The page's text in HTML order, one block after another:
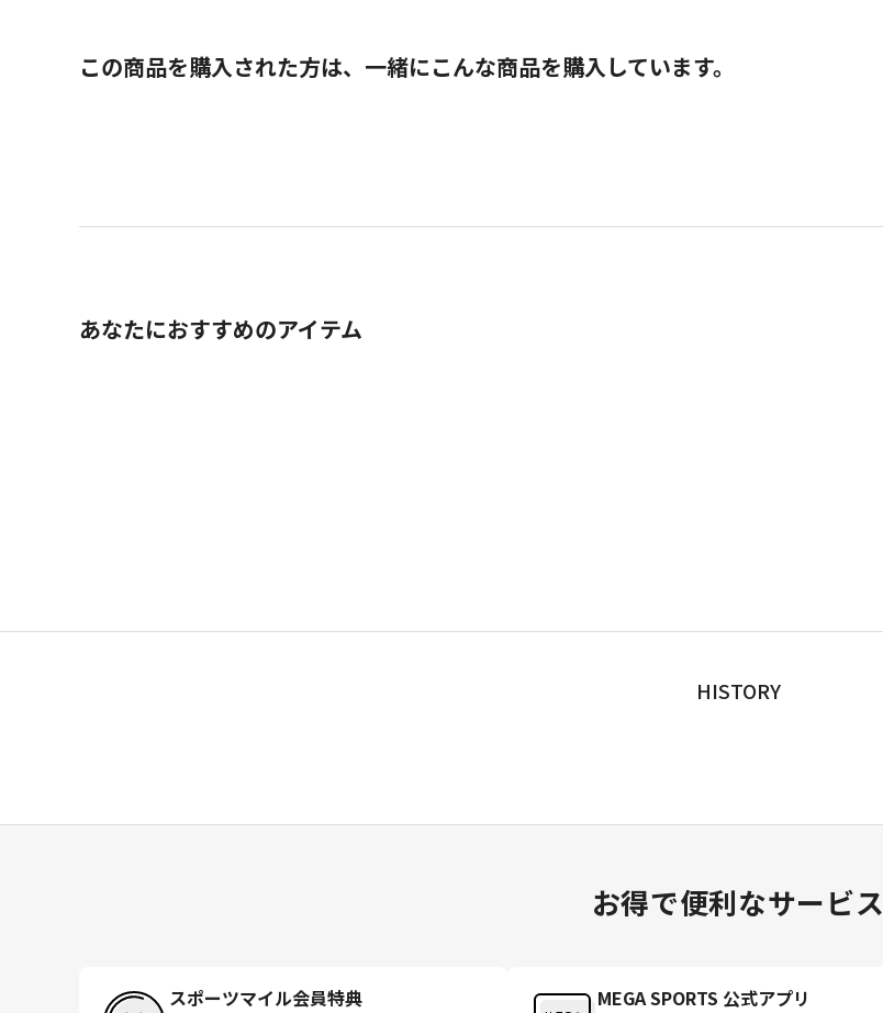
この商品を購入された方は、一緒にこんな商品を購入しています。
あなたにおすすめのアイテム
HISTORY
お得で便利なサービス
スポーツマイル会員特典 MEGA SPORTS 公式アプリ